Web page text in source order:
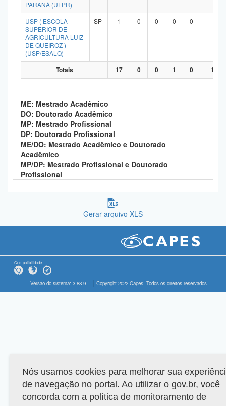
PARANÁ (UFPR)
USP ( ESCOLA
SUPERIOR DE
AGRICULTURA LUIZ
DE QUEIROZ )
(USP/ESALQ)
SP 1 0 0 0 0
Totais 17 0 0 1 0 13
ME: Mestrado Acadêmico
DO: Doutorado Acadêmico
MP: Mestrado Profissional
DP: Doutorado Profissional
ME/DO: Mestrado Acadêmico e Doutorado
Acadêmico
MP/DP: Mestrado Profissional e Doutorado
Profissional
Gerar arquivo XLS
Compatibilidade
Versão do sistema: 3.88.9 Copyright 2022 Capes. Todos os direitos reservados.
Nós usamos cookies para melhorar sua
de navegação no portal. Ao utilizar o gov.br, você
concorda com a política de monitoramento de